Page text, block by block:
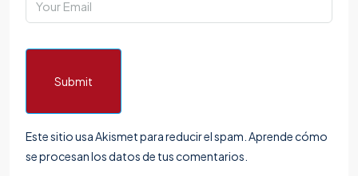
Submit
Este sitio usa Akismet para reducir el spam. Aprende cómo
se procesan los datos de tus comentarios.